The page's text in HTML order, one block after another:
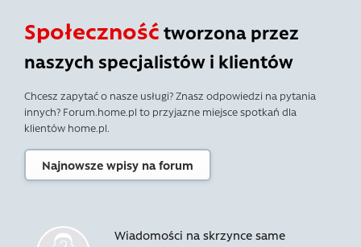
Społeczność tworzona przez
naszych specjalistów i klientów
Chcesz zapytać o nasze usługi? Znasz odpowiedzi na pytania
innych? Forum.home.pl to przyjazne miejsce spotkań dla
klientów home.pl.
Najnowsze wpisy na forum
Wiadomości na skrzynce same